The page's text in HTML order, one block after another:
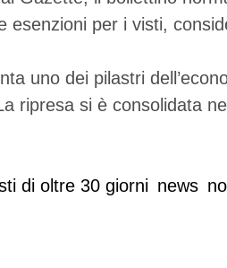
per i visti,
uno dei pilastri
ripresa si è consolidata
di oltre 30 giorni news